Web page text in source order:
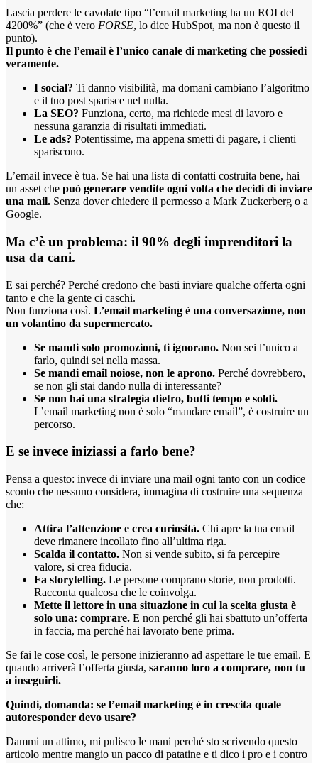
Lascia perdere le cavolate tipo “l’email marketing ha un ROI del
4200%” (che è vero FORSE, lo dice HubSpot, ma non è questo il
punto).
Il punto è che l’email è l’unico canale di marketing che possiedi
veramente.
I social? Ti danno visibilità, ma domani cambiano l’algoritmo
e il tuo post sparisce nel nulla.
La SEO? Funziona, certo, ma richiede mesi di lavoro e
nessuna garanzia di risultati immediati.
Le ads? Potentissime, ma appena smetti di pagare, i clienti
spariscono.
L’email invece è tua. Se hai una lista di contatti costruita bene, hai
un asset che può generare vendite ogni volta che decidi di inviare
una mail. Senza dover chiedere il permesso a Mark Zuckerberg o a
Google.
Ma c’è un problema: il 90% degli imprenditori la
usa da cani.
E sai perché? Perché credono che basti inviare qualche offerta ogni
tanto e che la gente ci caschi.
Non funziona così. L’email marketing è una conversazione, non
un volantino da supermercato.
Se mandi solo promozioni, ti ignorano. Non sei l’unico a
farlo, quindi sei nella massa.
Se mandi email noiose, non le aprono. Perché dovrebbero,
se non gli stai dando nulla di interessante?
Se non hai una strategia dietro, butti tempo e soldi.
L’email marketing non è solo “mandare email”, è costruire un
percorso.
E se invece iniziassi a farlo bene?
Pensa a questo: invece di inviare una mail ogni tanto con un codice
sconto che nessuno considera, immagina di costruire una sequenza
che:
Attira l’attenzione e crea curiosità. Chi apre la tua email
deve rimanere incollato fino all’ultima riga.
Scalda il contatto. Non si vende subito, si fa percepire
valore, si crea fiducia.
Fa storytelling. Le persone comprano storie, non prodotti.
Racconta qualcosa che le coinvolga.
Mette il lettore in una situazione in cui la scelta giusta è
solo una: comprare. E non perché gli hai sbattuto un’offerta
in faccia, ma perché hai lavorato bene prima.
Se fai le cose così, le persone inizieranno ad aspettare le tue email. E
quando arriverà l’offerta giusta, saranno loro a comprare, non tu
a inseguirli.
Quindi, domanda: se l’email marketing è in crescita quale
autoresponder devo usare?
Dammi un attimo, mi pulisco le mani perché sto scrivendo questo
articolo mentre mangio un pacco di patatine e ti dico i pro e i contro